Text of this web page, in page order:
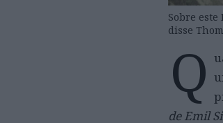
Sobre
disse
Q
de Emil